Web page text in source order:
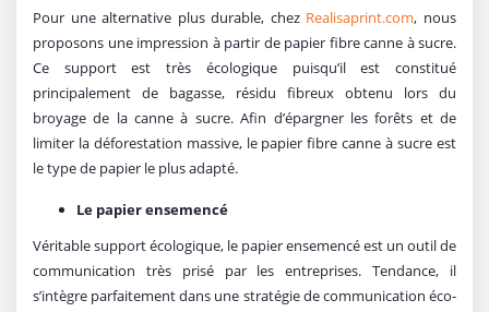
Pour une alternative plus durable, chez Realisaprint.com, nous
proposons une impression à partir de papier fibre canne à sucre.
Ce support est très écologique puisqu’il est constitué
principalement de bagasse, résidu fibreux obtenu lors du
broyage de la canne à sucre. Afin d’épargner les forêts et de
limiter la déforestation massive, le papier fibre canne à sucre est
le type de papier le plus adapté.
Le papier ensemencé
Véritable support écologique, le papier ensemencé est un outil de
communication très prisé par les entreprises. Tendance, il
s’intègre parfaitement dans une stratégie de communication éco-